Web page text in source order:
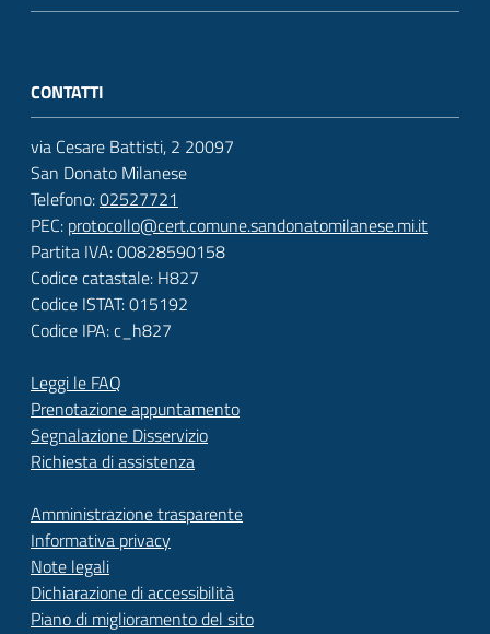
CONTATTI
via Cesare Battisti, 2 20097
San Donato Milanese
Telefono:02527721
PEC: protocollo@cert.comune.sandonatomilanese.mi.it
Partita IVA: 00828590158
Codice catastale: H827
Codice ISTAT: 015192
Codice IPA: c_h827
Leggi le FAQ
Prenotazione appuntamento
Segnalazione Disservizio
Richiesta di assistenza
Amministrazione trasparente
Informativa privacy
Note legali
Dichiarazione di accessibilità
Piano di miglioramento del sito